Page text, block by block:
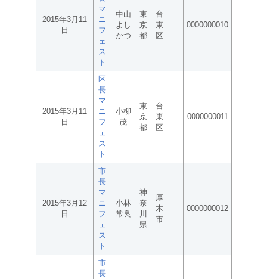
2015年3月11
日
マ
ニ
フ
ェ
ス
ト
中山
よし
かつ
東
京
都
台
東
区
0000000010
2015年3月11
日
区
長
マ
ニ
フ
ェ
ス
ト
小柳
茂
東
京
都
台
東
区
0000000011
2015年3月12
日
市
長
マ
ニ
フ
ェ
ス
ト
小林
常良
神
奈
川
県
厚
木
市
0000000012
市
長